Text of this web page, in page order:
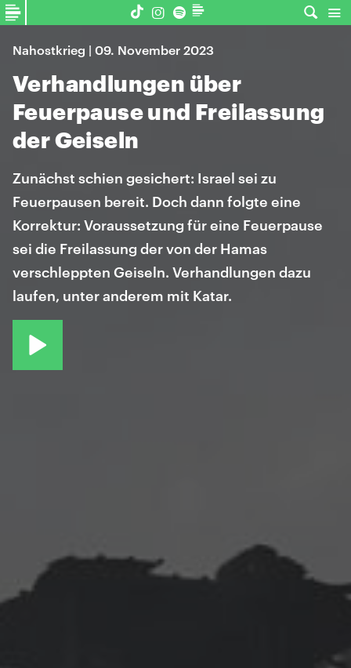
Nahostkrieg | 09. November 2023
Verhandlungen über
Feuerpause und Freilassung
der Geiseln
Zunächst schien gesichert: Israel sei zu
Feuerpausen bereit. Doch dann folgte eine
Korrektur: Voraussetzung für eine Feuerpause
sei die Freilassung der von der Hamas
verschleppten Geiseln. Verhandlungen dazu
laufen, unter anderem mit Katar.